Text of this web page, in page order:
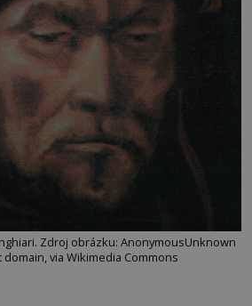
Zdroj obrázku: AnonymousUnknown
domain, via Wikimedia Commons